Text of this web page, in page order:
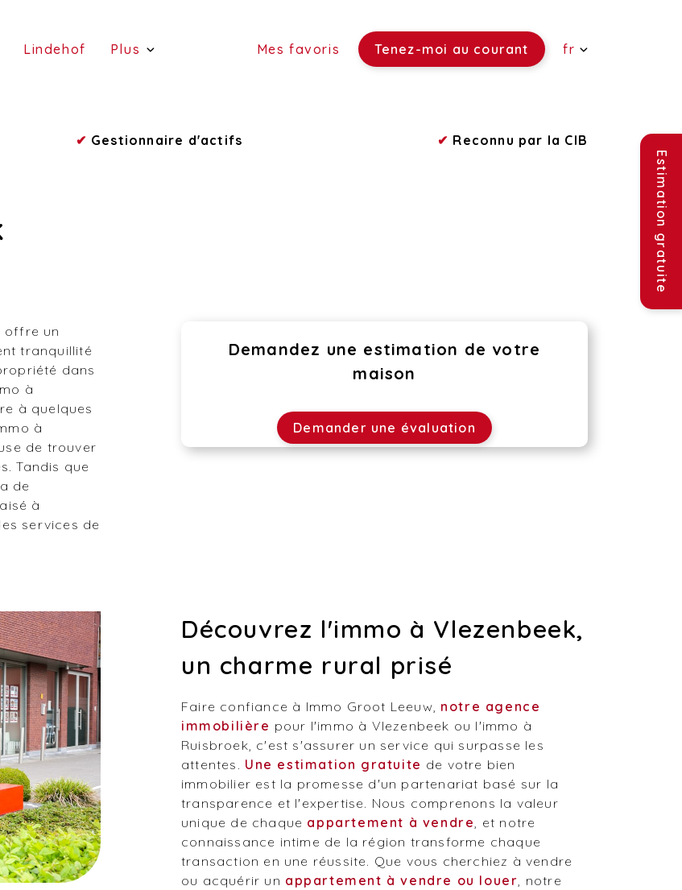
(estimations)
Lindehof (Lindehof)
Plus Mes favoris Tenez-moi au courant fr
✔ Gestionnaire d'actifs ✔ Reconnu par la CIB
offre un
tranquillité
dans
à
à quelques
à
de trouver
Tandis que
de
à
services de
Demandez une estimation de votre
maison
Demander une évaluation
Découvrez l'immo à Vlezenbeek,
un charme rural prisé
Faire confiance à Immo Groot Leeuw, notre agence
immobilière pour l'immo à Vlezenbeek ou l'immo à
Ruisbroek, c'est s'assurer un service qui surpasse les
attentes. Une estimation gratuite de votre bien
immobilier est la promesse d'un partenariat basé sur la
transparence et l'expertise. Nous comprenons la valeur
unique de chaque appartement à vendre, et notre
connaissance intime de la région transforme chaque
transaction en une réussite. Que vous cherchiez à vendre
ou acquérir un appartement à vendre ou louer, notre
Estimation gratuite